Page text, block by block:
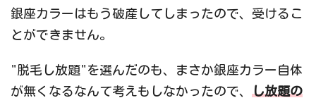
銀座カラーはもう破産してしまったので、受けるこ
とができません。
"脱毛し放題"を選んだのも、まさか銀座カラー自体
が無くなるなんて考えもしなかったので、
し放題の